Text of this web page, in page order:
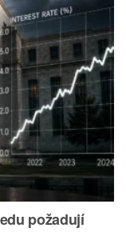
požadují